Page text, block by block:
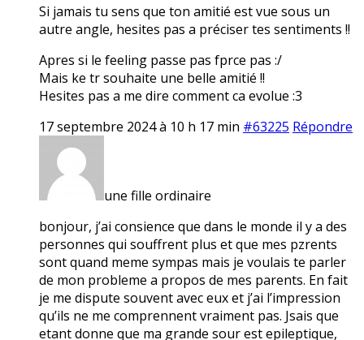
Si jamais tu sens que ton amitié est vue sous un
autre angle, hesites pas a préciser tes sentiments !!
Apres si le feeling passe pas fprce pas :/
Mais ke tr souhaite une belle amitié !!
Hesites pas a me dire comment ca evolue :3
17 septembre 2024 à 10 h 17 min #63225 Répondre
une fille ordinaire
bonjour, j’ai consience que dans le monde il y a des
personnes qui souffrent plus et que mes pzrents
sont quand meme sympas mais je voulais te parler
de mon probleme a propos de mes parents. En fait
je me dispute souvent avec eux et j’ai l’impression
qu’ils ne me comprennent vraiment pas. Jsais que
etant donne que ma grande sour est epileptique,